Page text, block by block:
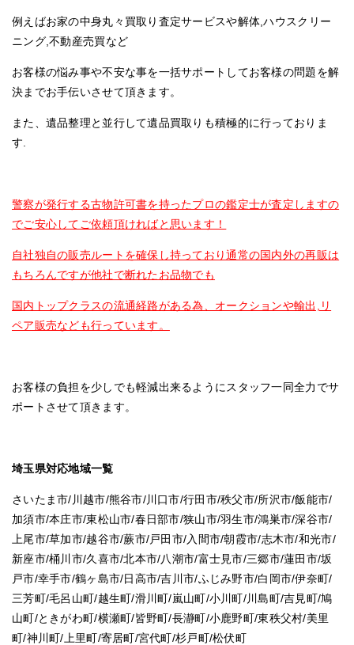
例えばお家の中身丸々買取り査定サービスや解体,ハウスクリー
ニング,不動産売買など
お客様の悩み事や不安な事を一括サポートしてお客様の問題を解
決までお手伝いさせて頂きます。
また、遺品整理と並行して遺品買取りも積極的に行っておりま
す.
警察が発行する古物許可書を持ったプロの鑑定士が査定しますの
でご安心してご依頼頂ければと思います！
自社独自の販売ルートを確保し持っており通常の国内外の再販は
もちろんですが他社で断れたお品物でも
国内トップクラスの流通経路がある為、オークションや輸出,リ
ペア販売なども行っています。
お客様の負担を少しでも軽減出来るようにスタッフ一同全力でサ
ポートさせて頂きます。
埼玉県対応地域一覧
さいたま市/川越市/熊谷市/川口市/行田市/秩父市/所沢市/飯能市/
加須市/本庄市/東松山市/春日部市/狭山市/羽生市/鴻巣市/深谷市/
上尾市/草加市/越谷市/蕨市/戸田市/入間市/朝霞市/志木市/和光市/
新座市/桶川市/久喜市/北本市/八潮市/富士見市/三郷市/蓮田市/坂
戸市/幸手市/鶴ヶ島市/日高市/吉川市/ふじみ野市/白岡市/伊奈町/
三芳町/毛呂山町/越生町/滑川町/嵐山町/小川町/川島町/吉見町/鳩
山町/ときがわ町/横瀬町/皆野町/長瀞町/小鹿野町/東秩父村/美里
町/神川町/上里町/寄居町/宮代町/杉戸町/松伏町